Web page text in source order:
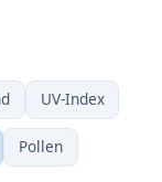
UV-Index
Pollen